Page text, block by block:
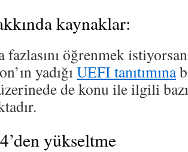
kaynaklar:
fazlasını öğrenmek
yadığıUEFI tanıtımına
de konu ile ilgili
yükseltme